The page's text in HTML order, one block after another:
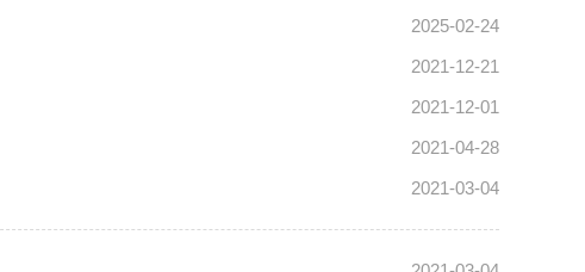
2025-02-24
2021-12-21
2021-12-01
2021-04-28
2021-03-04